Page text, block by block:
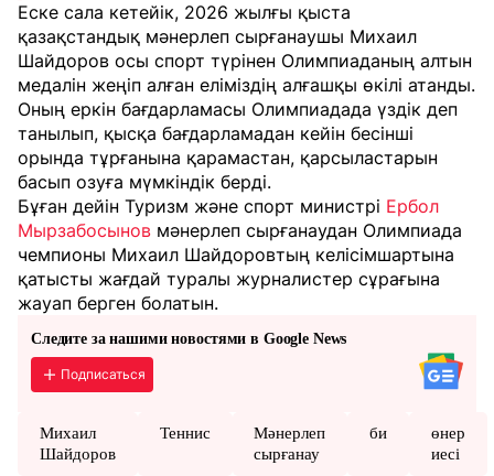
Еске сала кетейік, 2026 жылғы қыста
қазақстандық мәнерлеп сырғанаушы Михаил
Шайдоров осы спорт түрінен Олимпиаданың алтын
медалін жеңіп алған еліміздің алғашқы өкілі атанды.
Оның еркін бағдарламасы Олимпиадада үздік деп
танылып, қысқа бағдарламадан кейін бесінші
орында тұрғанына қарамастан, қарсыластарын
басып озуға мүмкіндік берді.
Бұған дейін Туризм және спорт министрі Ербол
Мырзабосынов мәнерлеп сырғанаудан Олимпиада
чемпионы Михаил Шайдоровтың келісімшартына
қатысты жағдай туралы журналистер сұрағына
жауап берген болатын.
Следите за нашими новостями в Google News
Подписаться
Михаил
Шайдоров
Теннис
Мәнерлеп
сырғанау
би
өнер
иесі